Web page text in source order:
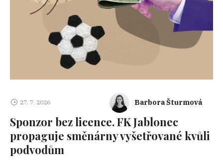
27. 7. 2026 Barbora Šturmová
Sponzor bez licence. FK Jablonec
propaguje směnárny vyšetřované kvůli
podvodům